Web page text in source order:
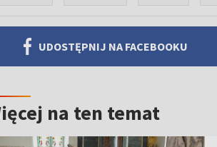
UDOSTĘPNIJ NA FACEBOOKU
na ten temat